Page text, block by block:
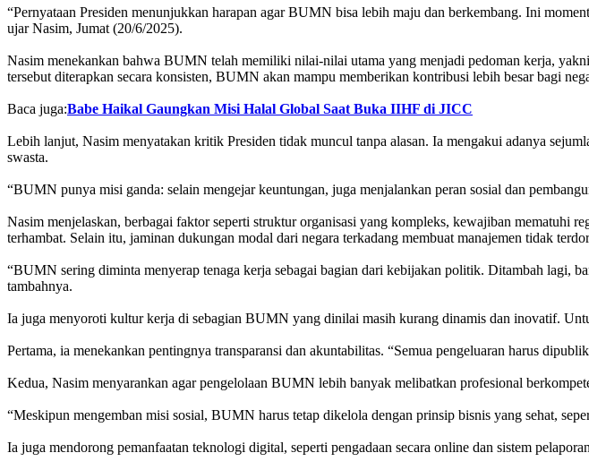
“Pernyataan Presiden menunjukkan harapan agar BUMN bisa lebih maju dan berkembang. Ini
ujar Nasim, Jumat (20/6/2025).
Nasim menekankan bahwa BUMN telah memiliki nilai-nilai utama yang menjadi pedoman kerja,
tersebut diterapkan secara konsisten, BUMN akan mampu memberikan kontribusi lebih besar bagi
Baca juga:Babe Haikal Gaungkan Misi Halal Global Saat Buka IIHF di JICC
Lebih lanjut, Nasim menyatakan kritik Presiden tidak muncul tanpa alasan. Ia mengakui adanya
swasta.
“BUMN punya misi ganda: selain mengejar keuntungan, juga menjalankan peran sosial dan
Nasim menjelaskan, berbagai faktor seperti struktur organisasi yang kompleks, kewajiban
terhambat. Selain itu, jaminan dukungan modal dari negara terkadang membuat manajemen tidak
“BUMN sering diminta menyerap tenaga kerja sebagai bagian dari kebijakan politik. Ditambah lagi,
tambahnya.
Ia juga menyoroti kultur kerja di sebagian BUMN yang dinilai masih kurang dinamis dan inovatif.
Pertama, ia menekankan pentingnya transparansi dan akuntabilitas. “Semua pengeluaran harus
Kedua, Nasim menyarankan agar pengelolaan BUMN lebih banyak melibatkan profesional
“Meskipun mengemban misi sosial, BUMN harus tetap dikelola dengan prinsip bisnis yang sehat,
Ia juga mendorong pemanfaatan teknologi digital, seperti pengadaan secara online dan sistem